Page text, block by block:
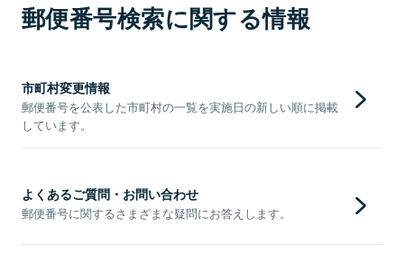
郵便番号検索に関する情報
市町村変更情報
郵便番号を公表した市町村の一覧を実施日の新しい順に掲載
しています。
よくあるご質問・お問い合わせ
郵便番号に関するさまざまな疑問にお答えします。